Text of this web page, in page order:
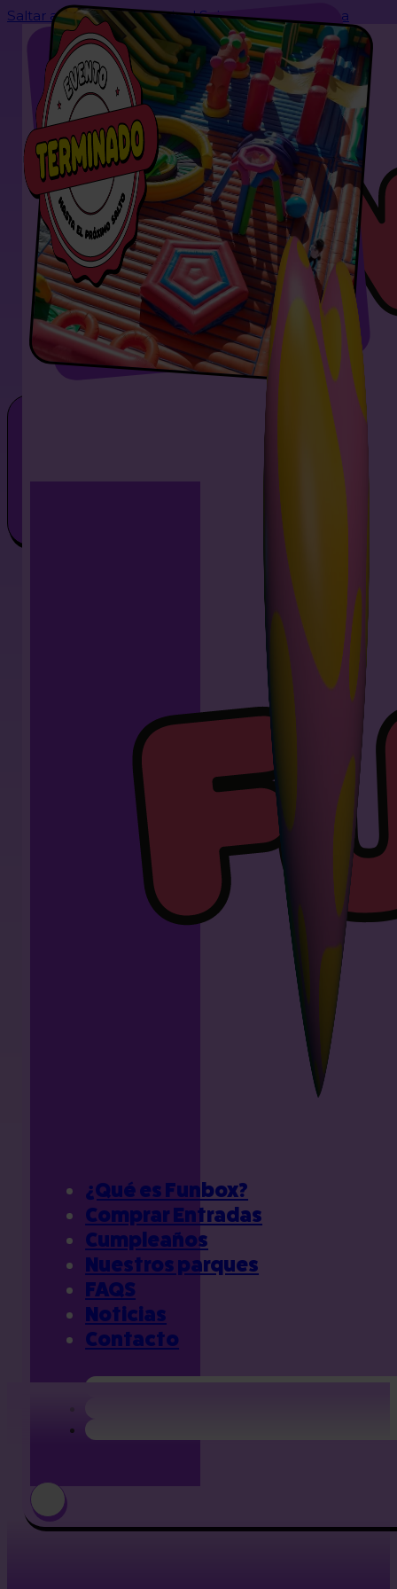
Saltar al contenido principal Saltar al pie de página
¿Qué es Funbox?
Comprar Entradas
Cumpleaños
Nuestros parques
FAQS
Noticias
Contacto
¡PARQUE
¡Cádiz, qué aventura vivimos! Gracias por cada salto,
momento inolvidable! ¡Nos vemos pronto… la
nunca se detiene!
Si tienes entre 0 y 99 años prepárate para reír, saltar
energía.
DESAFÍO
TEAMCARRERA DE
OBSTÁCULOS